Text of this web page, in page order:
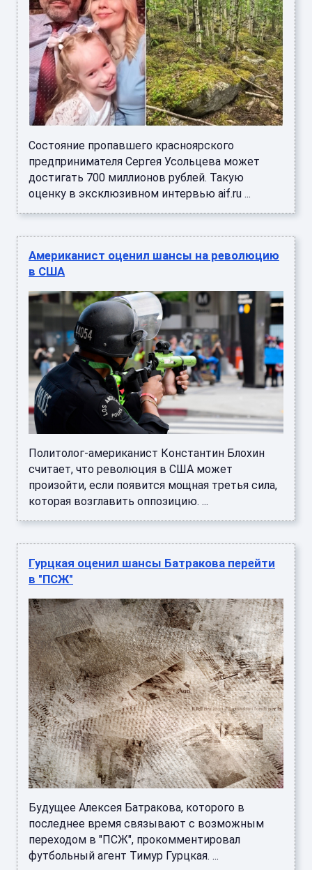
Состояние пропавшего красноярского
предпринимателя Сергея Усольцева может
достигать 700 миллионов рублей. Такую
оценку в эксклюзивном интервью aif.ru ...
Американист оценил шансы на революцию
в США
Политолог-американист Константин Блохин
считает, что революция в США может
произойти, если появится мощная третья сила,
которая возглавить оппозицию. ...
Гурцкая оценил шансы Батракова перейти
в "ПСЖ"
Будущее Алексея Батракова, которого в
последнее время связывают с возможным
переходом в "ПСЖ", прокомментировал
футбольный агент Тимур Гурцкая. ...